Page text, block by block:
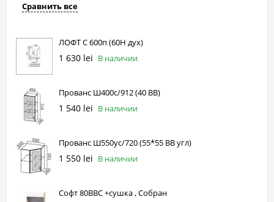
Сравнить все
ЛОФТ С 600п (60Н дух)
1 630 lei В наличии
Прованс Ш400с/912 (40 ВВ)
1 540 lei В наличии
Прованс Ш550ус/720 (55*55 ВВ угл)
1 550 lei В наличии
Софт 80ВВС +сушка , Собран